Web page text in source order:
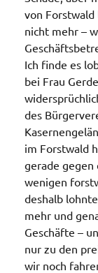
von Forstwald
nicht mehr –
Ich finde es
bei Frau
des
im Forstwald
gerade
wenigen
deshalb
mehr und
Geschäfte –
nur zu den
wir noch